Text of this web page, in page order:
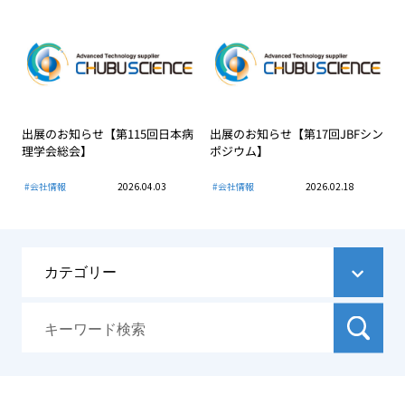
出展のお知らせ【第115回日本病
理学会総会】
#会社情報 2026.04.03
出展のお知らせ【第17回JBFシン
ポジウム】
#会社情報 2026.02.18